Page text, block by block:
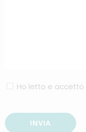
Ho letto e accetto